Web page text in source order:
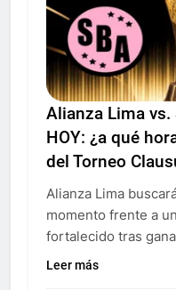
Alianza Lima vs.
HOY: ¿a qué
del Torneo
Alianza Lima
momento frente a
fortalecido tras
Leer más